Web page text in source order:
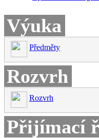
Výuka
Předměty
Rozvrh
Rozvrh
Přijímací